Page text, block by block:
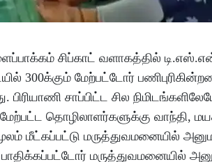
சிப்காட் வளாகத்தில்
300க்கும் மேற்பட்டோர்
பிரியாணி சாப்பிட்ட சில
தொழிலாளர்களுக்கு வாந்தி,
மீட்கப்பட்டு மருத்துவமனையில்
மருத்துவமனையில்